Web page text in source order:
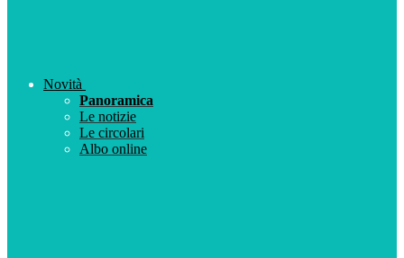
Novità
Panoramica
Le notizie
Le circolari
Albo online